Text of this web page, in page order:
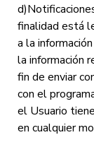
finalidad está
a la
la información
fin de enviar
con el
el Usuario
en cualquier